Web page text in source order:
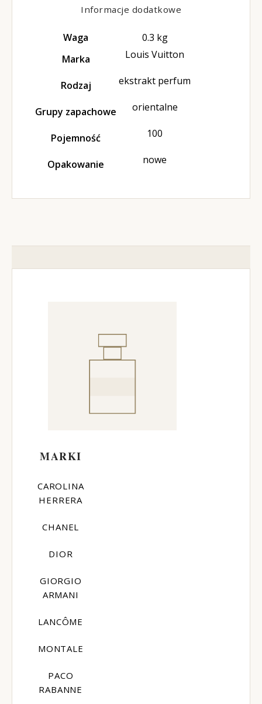
Informacje dodatkowe
Waga
0.3 kg
Marka
Louis Vuitton
Rodzaj ekstrakt perfum
Grupy zapachowe orientalne
Pojemność 100
Opakowanie nowe
MARKI
CAROLINA
HERRERA
CHANEL
DIOR
GIORGIO
ARMANI
LANCÔME
MONTALE
PACO
RABANNE